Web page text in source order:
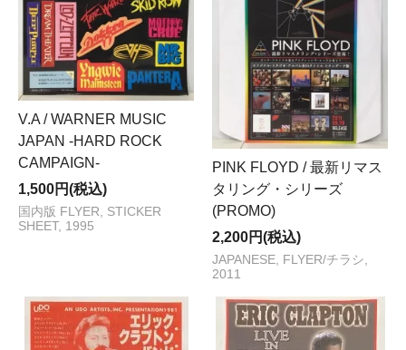
V.A / WARNER MUSIC
JAPAN -HARD ROCK
CAMPAIGN-
1,500円(税込)
国内版 FLYER, STICKER
SHEET, 1995
PINK FLOYD / 最新リマス
タリング・シリーズ
(PROMO)
2,200円(税込)
JAPANESE, FLYER/チラシ,
2011